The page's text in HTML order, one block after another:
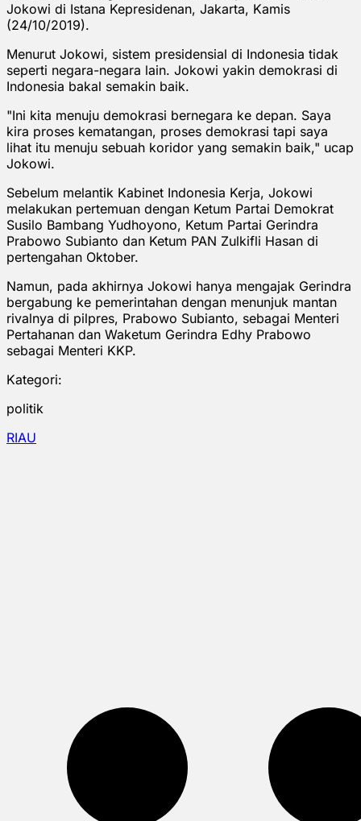
Jokowi di Istana Kepresidenan, Jakarta, Kamis
(24/10/2019).
Menurut Jokowi, sistem presidensial di Indonesia tidak
seperti negara-negara lain. Jokowi yakin demokrasi di
Indonesia bakal semakin baik.
"Ini kita menuju demokrasi bernegara ke depan. Saya
kira proses kematangan, proses demokrasi tapi saya
lihat itu menuju sebuah koridor yang semakin baik," ucap
Jokowi.
Sebelum melantik Kabinet Indonesia Kerja, Jokowi
melakukan pertemuan dengan Ketum Partai Demokrat
Susilo Bambang Yudhoyono, Ketum Partai Gerindra
Prabowo Subianto dan Ketum PAN Zulkifli Hasan di
pertengahan Oktober.
Namun, pada akhirnya Jokowi hanya mengajak Gerindra
bergabung ke pemerintahan dengan menunjuk mantan
rivalnya di pilpres, Prabowo Subianto, sebagai Menteri
Pertahanan dan Waketum Gerindra Edhy Prabowo
sebagai Menteri KKP.
Kategori:
politik
RIAU